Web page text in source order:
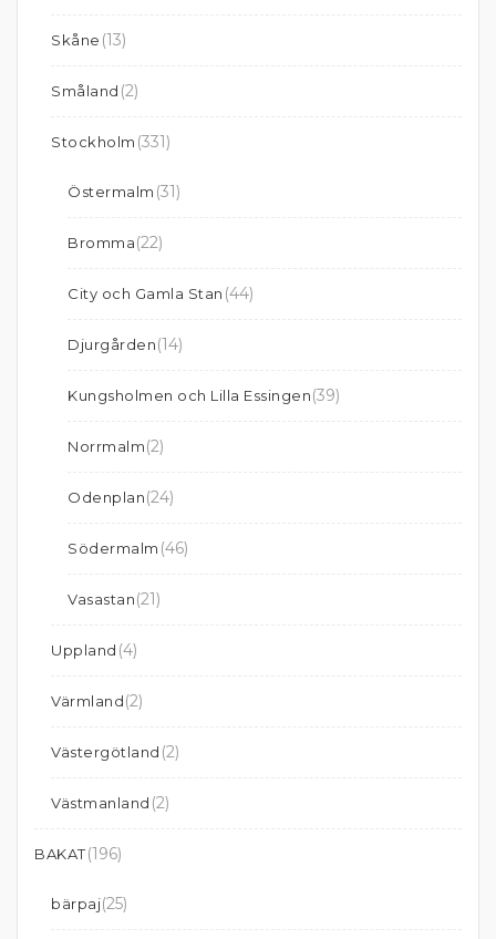
Skåne (13)
Småland (2)
Stockholm (331)
Östermalm (31)
Bromma(22)
City och Gamla Stan (44)
Djurgården(14)
Kungsholmen och Lilla Essingen(39)
Norrmalm(2)
Odenplan(24)
Södermalm (46)
Vasastan(21)
Uppland (4)
Värmland(2)
Västergötland (2)
Västmanland (2)
BAKAT(196)
bärpaj(25)